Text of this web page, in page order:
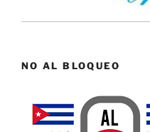
NO AL BLOQUEO